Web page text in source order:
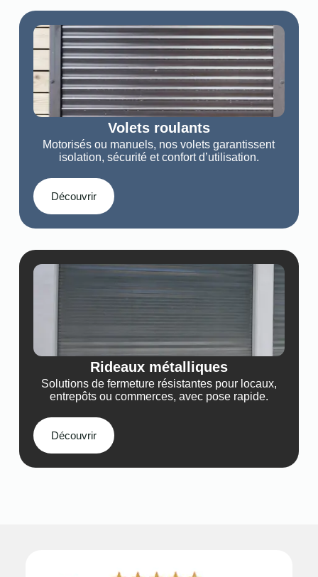
Volets roulants
Motorisés ou manuels, nos volets garantissent
isolation, sécurité et confort d’utilisation.
Découvrir
Rideaux métalliques
Solutions de fermeture résistantes pour locaux,
entrepôts ou commerces, avec pose rapide.
Découvrir